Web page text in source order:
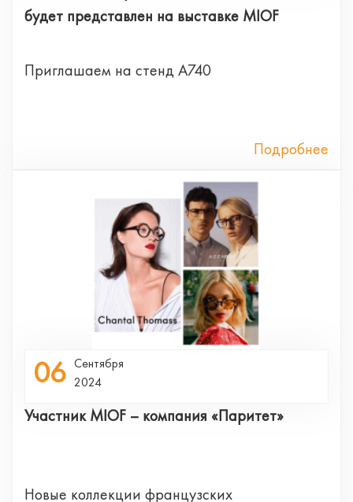
будет представлен на выставке MIOF
Приглашаем на стенд А740
Подробнее
06 Сентября
2024
Участник MIOF – компания «Паритет»
Новые коллекции французских